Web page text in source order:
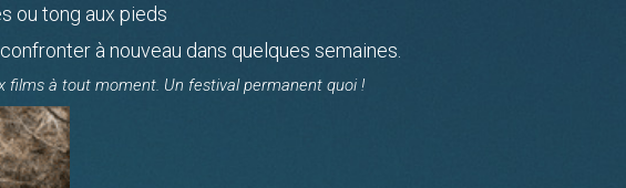
ou tong aux pieds
à nouveau dans quelques semaines.
films à tout moment. Un festival permanent quoi !